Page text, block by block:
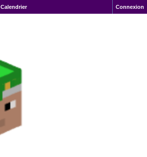
Calendrier Connexion